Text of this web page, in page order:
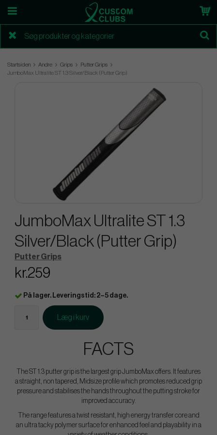
Startsiden Andre Grips
Putter Grips
JumboMax Ultralite ST 1.3 Silver/Black (Putter Grip)
JumboMax Ultralite ST 1.3
Silver/Black (Putter Grip)
Putter Grips
kr.259
På lager. Leveringstid: 2–5 dage.
Læg i kurv
FACTS
The ST 1.3 putter grip is the largest grip JumboMax offers. It features
a straight, non tapered, Midsize profile which promotes reduced grip
pressure and stabilises the hands throughout the putting stroke for
improved accuracy.
The range features a twist resistant, high energy transfer core and
an ultra tacky polymer surface for enhanced feel and playability in a